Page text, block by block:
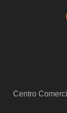
Centro